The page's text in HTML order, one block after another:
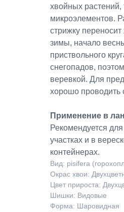
хвойных растений,
микроэлементов.
стрижку
зимы, начало
приствольного
снегопадов,
веревкой. Для
хорошо проводить
Применение в
Рекомендуется
участках и в
контейнерах.
Вид: pisifera
Окрас хвои:
Цвет прироста:
Шишки: Видовые
Форма: Шаровидная